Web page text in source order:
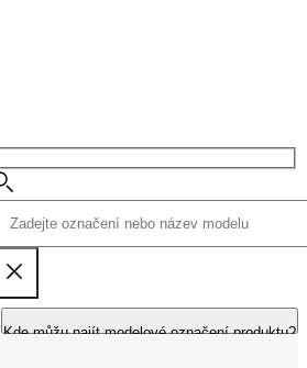
Kde můžu najít modelové označení produktu?